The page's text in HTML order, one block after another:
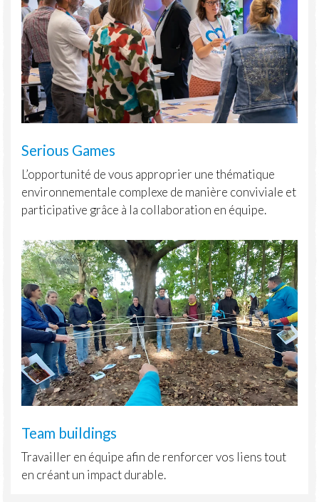
Serious Games
L’opportunité de vous approprier une thématique
environnementale complexe de manière conviviale et
participative grâce à la collaboration en équipe.
Team buildings
Travailler en équipe afin de renforcer vos liens tout
en créant un impact durable.